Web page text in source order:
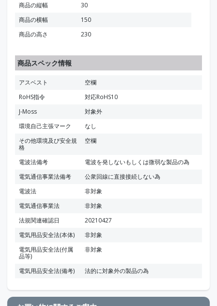
商品の縦幅
30
商品の横幅
150
商品の高さ
230
商品スペック情報
アスベスト
空欄
RoHS指令
対応RoHS10
J-Moss
対象外
環境自己主張マーク
なし
その他環境及び安全規
格
空欄
電波法備考
電波を発しないもしくは微弱な製品の為
電気通信事業法備考
公衆回線に直接接続しない為
電波法
非対象
電気通信事業法
非対象
法規関連確認日
20210427
電気用品安全法(本体)
非対象
電気用品安全法(付属
品等)
非対象
電気用品安全法(備考) 法的に対象外の製品の為